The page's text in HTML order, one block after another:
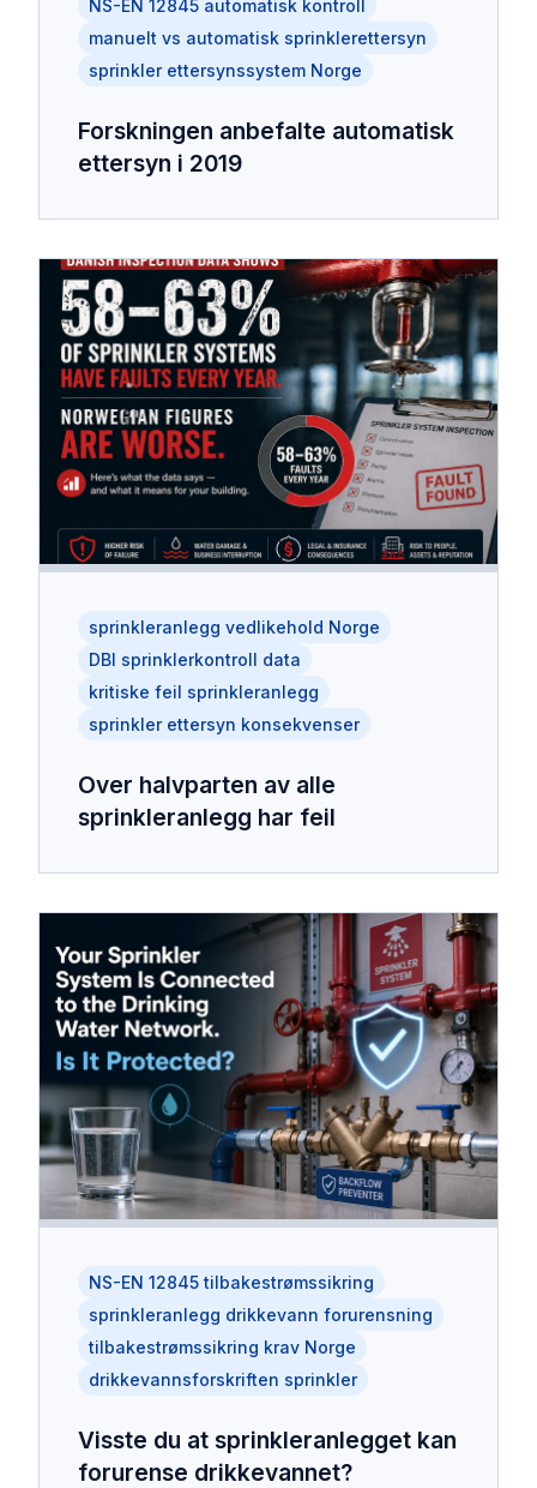
NS-EN 12845 automatisk kontroll
manuelt vs automatisk sprinklerettersyn
sprinkler ettersynssystem Norge
Forskningen anbefalte automatisk
ettersyn i 2019
sprinkleranlegg vedlikehold Norge
DBI sprinklerkontroll data
kritiske feil sprinkleranlegg
sprinkler ettersyn konsekvenser
Over halvparten av alle
sprinkleranlegg har feil
NS-EN 12845 tilbakestrømssikring
sprinkleranlegg drikkevann forurensning
tilbakestrømssikring krav Norge
drikkevannsforskriften sprinkler
Visste du at sprinkleranlegget kan
forurense drikkevannet?